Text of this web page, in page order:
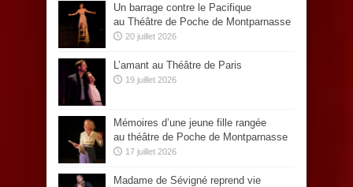
Un barrage contre le Pacifique
au Théâtre de Poche de Montparnasse
20 juillet 2026
L’amant au Théâtre de Paris
19 juillet 2026
Mémoires d’une jeune fille rangée
au théâtre de Poche de Montparnasse
17 juillet 2026
Madame de Sévigné reprend vie